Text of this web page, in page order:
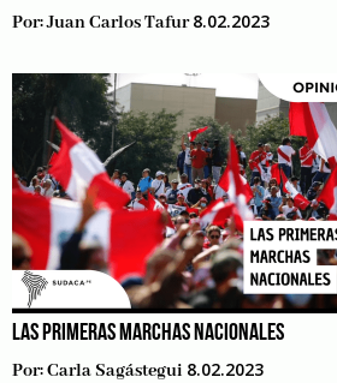
Por:Juan Carlos Tafur 8.02.2023
LAS PRIMERAS MARCHAS NACIONALES
Por:Carla Sagástegui 8.02.2023